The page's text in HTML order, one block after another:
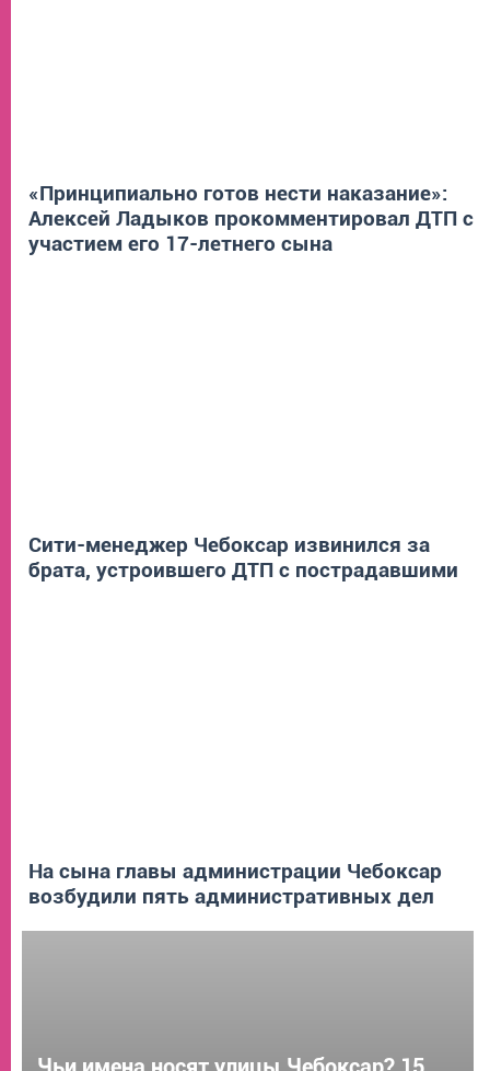
«Принципиально готов нести наказание»:
Алексей Ладыков прокомментировал ДТП с
участием его 17-летнего сына
Сити-менеджер Чебоксар извинился за
брата, устроившего ДТП с пострадавшими
На сына главы администрации Чебоксар
возбудили пять административных дел